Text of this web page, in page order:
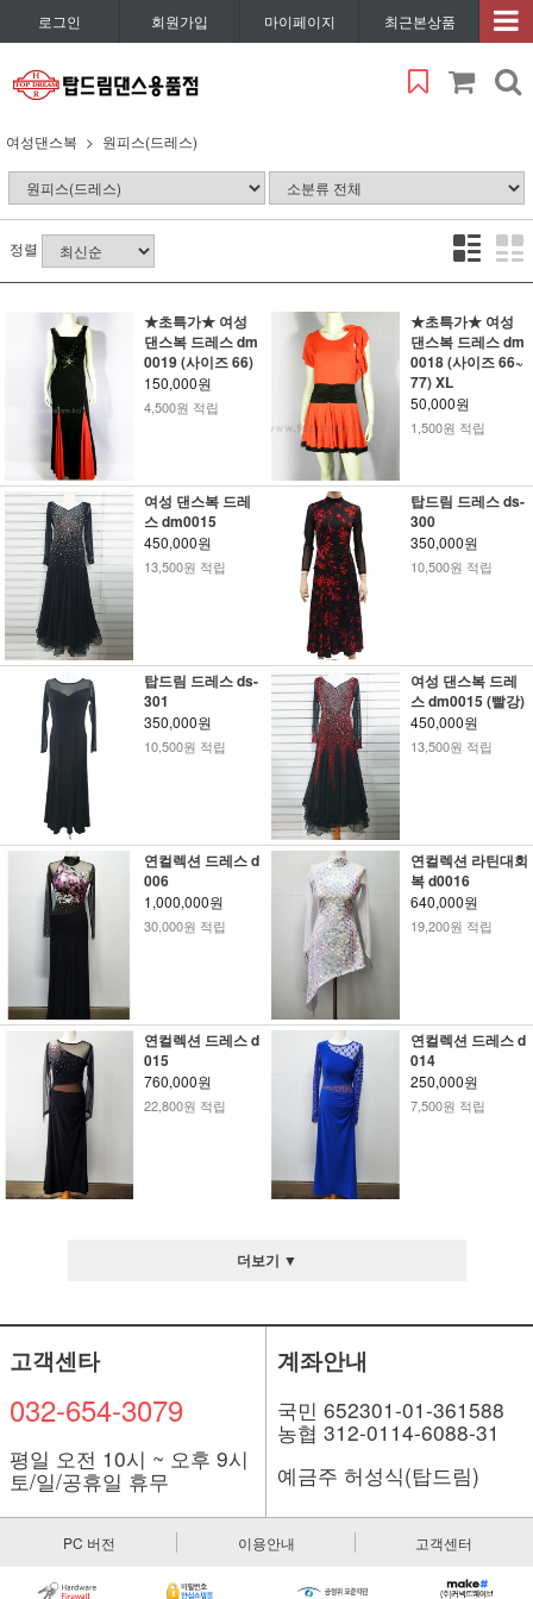
로그인 회원가입 마이페이지 최근본상품
여성댄스복 원피스(드레스)
정렬
★초특가★ 여성
댄스복 드레스 dm
0019 (사이즈 66)
150,000원
4,500원 적립
★초특가★ 여성
댄스복 드레스 dm
0018 (사이즈 66~
77) XL
50,000원
1,500원 적립
여성 댄스복 드레
스 dm0015
450,000원
13,500원 적립
탑드림 드레스 ds-
300
350,000원
10,500원 적립
탑드림 드레스 ds-
301
350,000원
10,500원 적립
여성 댄스복 드레
스 dm0015 (빨강)
450,000원
13,500원 적립
연컬렉션 드레스 d
006
1,000,000원
30,000원 적립
연컬렉션 라틴대회
복 d0016
640,000원
19,200원 적립
연컬렉션 드레스 d
015
760,000원
22,800원 적립
연컬렉션 드레스 d
014
250,000원
7,500원 적립
더보기 ▼
고객센타
032-654-3079
평일 오전 10시 ~ 오후 9시
토/일/공휴일 휴무
계좌안내
국민 652301-01-361588
농협 312-0114-6088-31
예금주 허성식(탑드림)
PC 버전 이용안내 고객센터